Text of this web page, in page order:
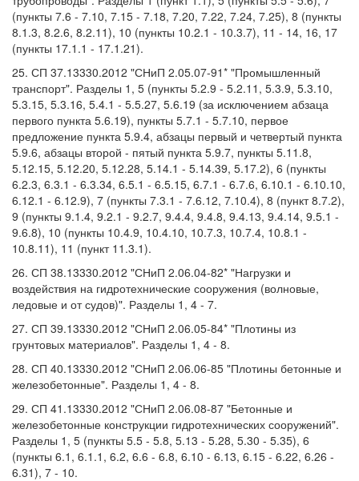
(пункты 7.6 - 7.10, 7.15 - 7.18, 7.20, 7.22, 7.24, 7.25), 8 (пункты
8.1.3, 8.2.6, 8.2.11), 10 (пункты 10.2.1 - 10.3.7), 11 - 14, 16, 17
(пункты 17.1.1 - 17.1.21).
25. СП 37.13330.2012 "СНиП 2.05.07-91* "Промышленный
транспорт". Разделы 1, 5 (пункты 5.2.9 - 5.2.11, 5.3.9, 5.3.10,
5.3.15, 5.3.16, 5.4.1 - 5.5.27, 5.6.19 (за исключением абзаца
первого пункта 5.6.19), пункты 5.7.1 - 5.7.10, первое
предложение пункта 5.9.4, абзацы первый и четвертый пункта
5.9.6, абзацы второй - пятый пункта 5.9.7, пункты 5.11.8,
5.12.15, 5.12.20, 5.12.28, 5.14.1 - 5.14.39, 5.17.2), 6 (пункты
6.2.3, 6.3.1 - 6.3.34, 6.5.1 - 6.5.15, 6.7.1 - 6.7.6, 6.10.1 - 6.10.10,
6.12.1 - 6.12.9), 7 (пункты 7.3.1 - 7.6.12, 7.10.4), 8 (пункт 8.7.2),
9 (пункты 9.1.4, 9.2.1 - 9.2.7, 9.4.4, 9.4.8, 9.4.13, 9.4.14, 9.5.1 -
9.6.8), 10 (пункты 10.4.9, 10.4.10, 10.7.3, 10.7.4, 10.8.1 -
10.8.11), 11 (пункт 11.3.1).
26. СП 38.13330.2012 "СНиП 2.06.04-82* "Нагрузки и
воздействия на гидротехнические сооружения (волновые,
ледовые и от судов)". Разделы 1, 4 - 7.
27. СП 39.13330.2012 "СНиП 2.06.05-84* "Плотины из
грунтовых материалов". Разделы 1, 4 - 8.
28. СП 40.13330.2012 "СНиП 2.06.06-85 "Плотины бетонные и
железобетонные". Разделы 1, 4 - 8.
29. СП 41.13330.2012 "СНиП 2.06.08-87 "Бетонные и
железобетонные конструкции гидротехнических сооружений".
Разделы 1, 5 (пункты 5.5 - 5.8, 5.13 - 5.28, 5.30 - 5.35), 6
(пункты 6.1, 6.1.1, 6.2, 6.6 - 6.8, 6.10 - 6.13, 6.15 - 6.22, 6.26 -
6.31), 7 - 10.